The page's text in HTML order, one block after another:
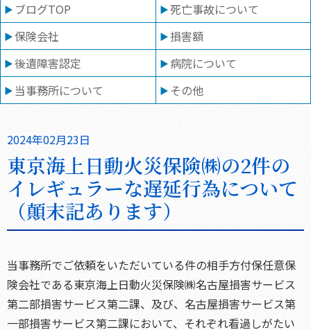
ブログTOP
死亡事故について
保険会社
損害額
後遺障害認定
病院について
当事務所について
その他
2024年02月23日
東京海上日動火災保険㈱の2件の
イレギュラーな遅延行為について
（顛末記あります）
当事務所でご依頼をいただいている件の相手方付保任意保
険会社である東京海上日動火災保険㈱名古屋損害サービス
第二部損害サービス第二課、及び、名古屋損害サービス第
一部損害サービス第二課において、それぞれ看過しがたい